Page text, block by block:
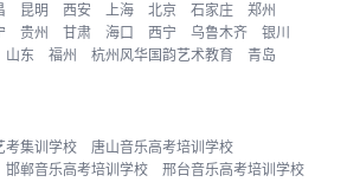
昆明 西安 上海 北京 石家庄
郑州
贵州 甘肃 海口 西宁 乌鲁木齐
银川
山东 福州 杭州风华国韵艺术教育
青岛
考集训学校
唐山音乐高考培训学校
邯郸音乐高考培训学校
邢台音乐高考培训学校